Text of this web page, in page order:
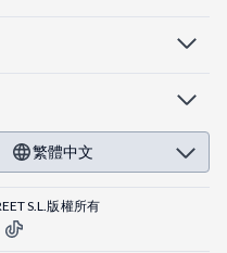
繁體中文
S.L.版權所有